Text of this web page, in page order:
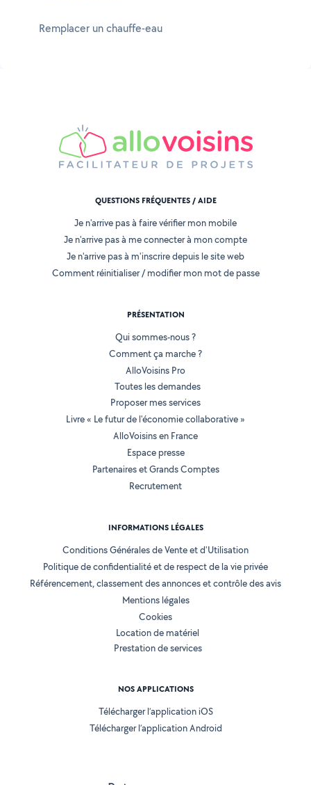
Remplacer un chauffe-eau
QUESTIONS FRÉQUENTES / AIDE
Je n'arrive pas à faire vérifier mon mobile
Je n'arrive pas à me connecter à mon compte
Je n'arrive pas à m'inscrire depuis le site web
Comment réinitialiser / modifier mon mot de passe
PRÉSENTATION
Qui sommes-nous ?
Comment ça marche ?
AlloVoisins Pro
Toutes les demandes
Proposer mes services
Livre « Le futur de l'économie collaborative »
AlloVoisins en France
Espace presse
Partenaires et Grands Comptes
Recrutement
INFORMATIONS LÉGALES
Conditions Générales de Vente et d'Utilisation
Politique de confidentialité et de respect de la vie privée
Référencement, classement des annonces et contrôle des avis
Mentions légales
Cookies
Location de matériel
Prestation de services
NOS APPLICATIONS
Télécharger l’application iOS
Télécharger l’application Android